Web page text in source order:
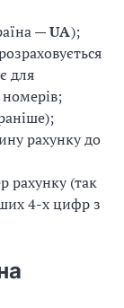
—UA);
для
рахунку до
рахунку (так
4-х цифр з